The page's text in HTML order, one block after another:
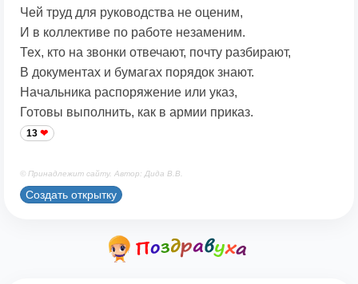
Чей труд для руководства не оценим,
И в коллективе по работе незаменим.
Тех, кто на звонки отвечают, почту разбирают,
В документах и бумагах порядок знают.
Начальника распоряжение или указ,
Готовы выполнить, как в армии приказ.
13
© Принадлежит сайту. Автор: Дида В.В.
Создать открытку